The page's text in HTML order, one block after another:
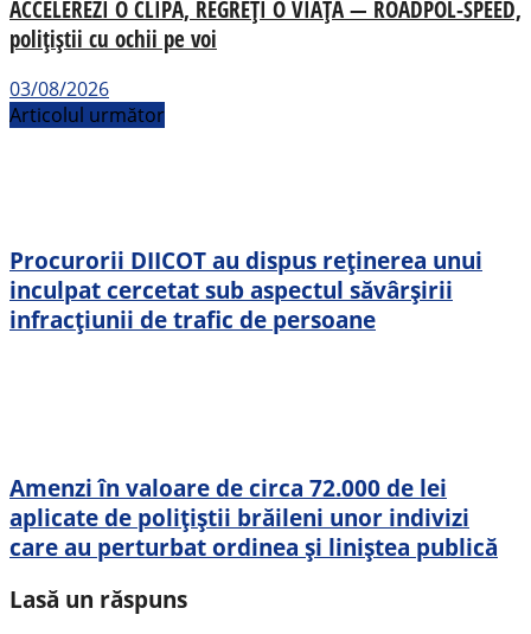
ACCELEREZI O CLIPĂ, REGREȚI O VIAȚĂ — ROADPOL-SPEED,
polițiștii cu ochii pe voi
03/08/2026
Articolul următor
Procurorii DIICOT au dispus reținerea unui
inculpat cercetat sub aspectul săvârșirii
infracțiunii de trafic de persoane
Amenzi în valoare de circa 72.000 de lei
aplicate de polițiștii brăileni unor indivizi
care au perturbat ordinea și liniștea publică
Lasă un răspuns